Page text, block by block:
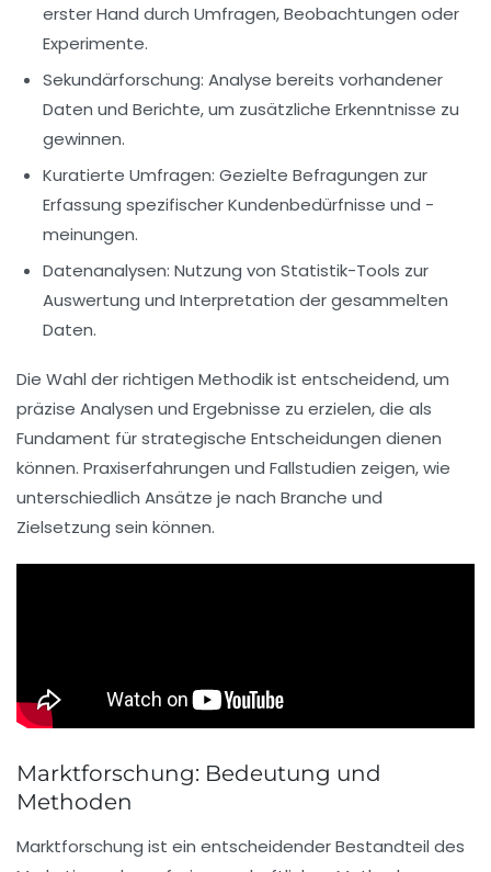
erster Hand durch Umfragen, Beobachtungen oder
Experimente.
Sekundärforschung: Analyse bereits vorhandener
Daten und Berichte, um zusätzliche Erkenntnisse zu
gewinnen.
Kuratierte Umfragen: Gezielte Befragungen zur
Erfassung spezifischer Kundenbedürfnisse und -
meinungen.
Datenanalysen: Nutzung von Statistik-Tools zur
Auswertung und Interpretation der gesammelten
Daten.
Die Wahl der richtigen Methodik ist entscheidend, um
präzise Analysen und Ergebnisse zu erzielen, die als
Fundament für strategische Entscheidungen dienen
können. Praxiserfahrungen und Fallstudien zeigen, wie
unterschiedlich Ansätze je nach Branche und
Zielsetzung sein können.
Marktforschung: Bedeutung und
Methoden
Marktforschung ist ein entscheidender Bestandteil des